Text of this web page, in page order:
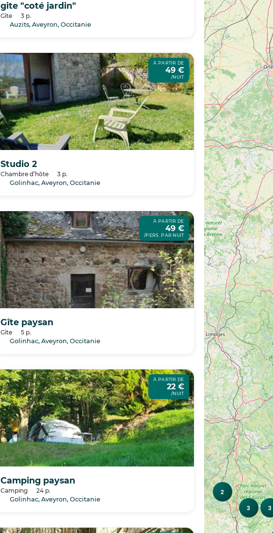
gite "coté jardin"
Gîte
3 p.
Auzits, Aveyron, Occitanie
À PARTIR DE
49 €
/NUIT
Studio 2
Chambre d’hôte
3 p.
Golinhac, Aveyron, Occitanie
À PARTIR DE
49 €
/PERS. PAR NUIT
Gîte paysan
Gîte
5 p.
Golinhac, Aveyron, Occitanie
À PARTIR DE
22 €
/NUIT
Camping paysan
Camping
24 p.
Golinhac, Aveyron, Occitanie
3
3
2